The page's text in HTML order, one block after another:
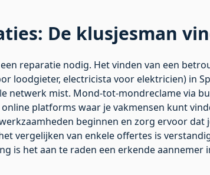
De klusjesman
reparatie nodig. Het vinden van een
loodgieter, electricista voor elektricien) in
netwerk mist. Mond-tot-mondreclame via
platforms waar je vakmensen kunt
beginnen en zorg ervoor dat
vergelijken van enkele offertes is
is het aan te raden een erkende aannemer